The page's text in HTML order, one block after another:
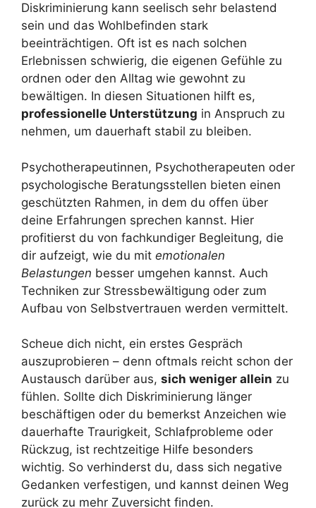
Diskriminierung kann seelisch sehr belastend
sein und das Wohlbefinden stark
beeinträchtigen. Oft ist es nach solchen
Erlebnissen schwierig, die eigenen Gefühle zu
ordnen oder den Alltag wie gewohnt zu
bewältigen. In diesen Situationen hilft es,
professionelle Unterstützung in Anspruch zu
nehmen, um dauerhaft stabil zu bleiben.
Psychotherapeutinnen, Psychotherapeuten oder
psychologische Beratungsstellen bieten einen
geschützten Rahmen, in dem du offen über
deine Erfahrungen sprechen kannst. Hier
profitierst du von fachkundiger Begleitung, die
dir aufzeigt, wie du mit emotionalen
Belastungen besser umgehen kannst. Auch
Techniken zur Stressbewältigung oder zum
Aufbau von Selbstvertrauen werden vermittelt.
Scheue dich nicht, ein erstes Gespräch
auszuprobieren – denn oftmals reicht schon der
Austausch darüber aus, sich weniger allein zu
fühlen. Sollte dich Diskriminierung länger
beschäftigen oder du bemerkst Anzeichen wie
dauerhafte Traurigkeit, Schlafprobleme oder
Rückzug, ist rechtzeitige Hilfe besonders
wichtig. So verhinderst du, dass sich negative
Gedanken verfestigen, und kannst deinen Weg
zurück zu mehr Zuversicht finden.